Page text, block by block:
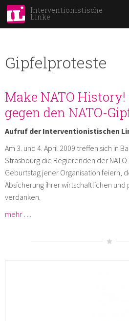
Skip to
content
Interventionistische
Linke
Gipfelproteste
Make NATO
gegen den NATO-
Aufruf der Interventionistischen
Am 3. und 4. April 2009 treffen sich in
Strasbourg die Regierenden der
Geburtstag jener Organisation feiern,
Absicherung ihrer wirtschaftlichen und
verdanken.
mehr …